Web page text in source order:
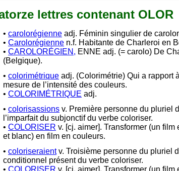
lettres contenant OLOR
• carolorégienne adj. Féminin singulier de
• Carolorégienne n.f. Habitante de Charleroi en
• CAROLORÉGIEN, ENNE adj. (= carolo) De
(Belgique).
• colorimétrique adj. (Colorimétrie) Qui a rapport
mesure de l’intensité des couleurs.
• COLORIMÉTRIQUE adj.
• colorisassions v. Première personne du pluriel
l’imparfait du subjonctif du verbe coloriser.
• COLORISER v. [cj. aimer]. Transformer (un film
et blanc) en film en couleurs.
• coloriseraientv. Troisième personne du pluriel
conditionnel présent du verbe coloriser.
• COLORISER v. [cj. aimer]. Transformer (un film